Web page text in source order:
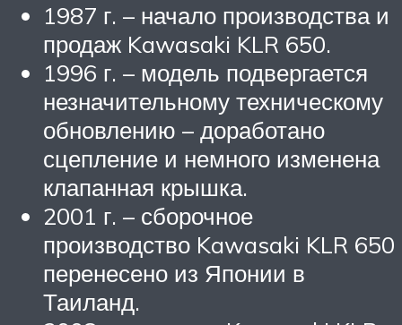
1987 г. – начало производства и
продаж Kawasaki KLR 650.
1996 г. – модель подвергается
незначительному техническому
обновлению – доработано
сцепление и немного изменена
клапанная крышка.
2001 г. – сборочное
производство Kawasaki KLR 650
перенесено из Японии в
Таиланд.